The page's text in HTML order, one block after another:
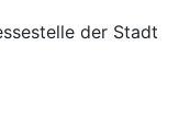
der Stadt